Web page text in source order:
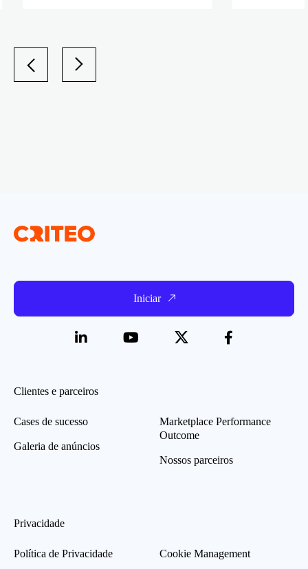
Iniciar
Clientes e parceiros
Cases de sucesso
Galeria de anúncios
Marketplace Performance
Outcome
Nossos parceiros
Privacidade
Política de Privacidade Cookie Management